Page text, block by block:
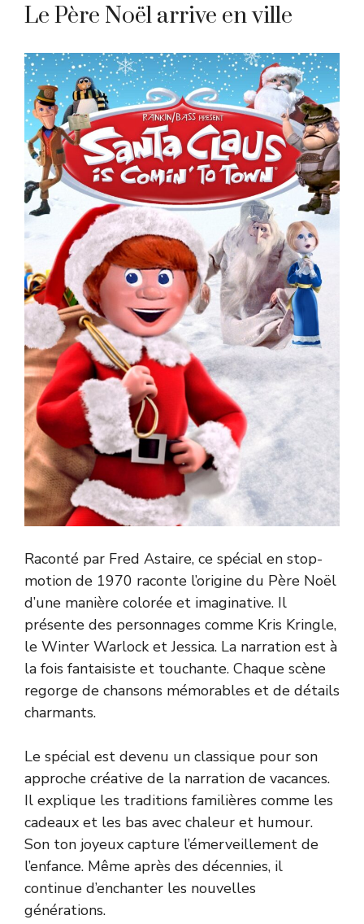
Le Père Noël arrive en ville
Raconté par Fred Astaire, ce spécial en stop-
motion de 1970 raconte l’origine du Père Noël
d’une manière colorée et imaginative. Il
présente des personnages comme Kris Kringle,
le Winter Warlock et Jessica. La narration est à
la fois fantaisiste et touchante. Chaque scène
regorge de chansons mémorables et de détails
charmants.
Le spécial est devenu un classique pour son
approche créative de la narration de vacances.
Il explique les traditions familières comme les
cadeaux et les bas avec chaleur et humour.
Son ton joyeux capture l’émerveillement de
l’enfance. Même après des décennies, il
continue d’enchanter les nouvelles
générations.